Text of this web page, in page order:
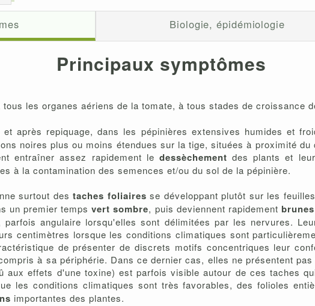
Biologie, épidémiologie
Principaux symptômes
tous les organes aériens de la tomate, à tous stades de croissance
et après repiquage, dans les pépinières extensives humides et
noires plus ou moins étendues sur la tige, situées à proximité
entraîner assez rapidement le dessèchement des plants et leur
à la contamination des semences et/ou du sol de la pépinière.
surtout des taches foliaires se développant plutôt sur les
un premier tempsvert sombre, puis deviennent rapidement
angulaire lorsqu'elles sont délimitées par les nervures.
centimètres lorsque les conditions climatiques sont
de présenter de discrets motifs concentriques leur
à sa périphérie. Dans ce dernier cas, elles ne présentent
aux effets d'une toxine) est parfois visible autour de ces taches
les conditions climatiques sont très favorables, des folioles
importantes des plantes.